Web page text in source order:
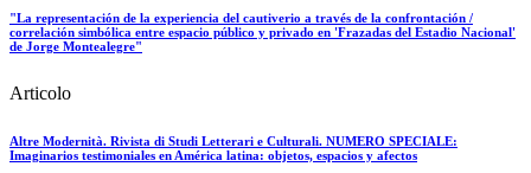
"La representación de la experiencia del cautiverio a través de la confrontación /
correlación simbólica entre espacio público y privado en 'Frazadas del Estadio Nacional'
de Jorge Montealegre"
Articolo
Altre Modernità. Rivista di Studi Letterari e Culturali. NUMERO SPECIALE:
Imaginarios testimoniales en América latina: objetos, espacios y afectos